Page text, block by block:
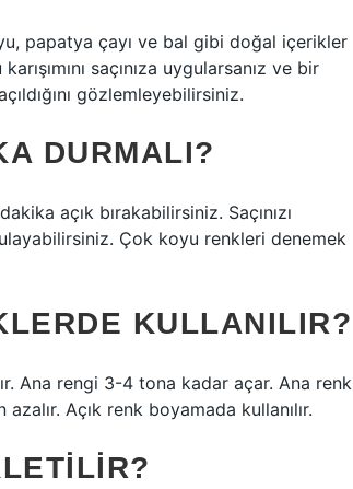
papatya çayı ve bal gibi doğal içerikler
saçınıza uygularsanız ve bir
gözlemleyebilirsiniz.
DURMALI?
açık bırakabilirsiniz. Saçınızı
Çok koyu renkleri denemek
KULLANILIR?
Ana rengi 3-4 tona kadar açar. Ana renk
Açık renk boyamada kullanılır.